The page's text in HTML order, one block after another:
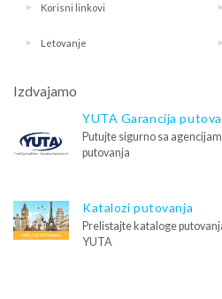
Korisni linkovi
Letovanje
Izdvajamo
YUTA Garancija
Putujte sigurno sa
putovanja
Katalozi putovanja
Prelistajte kataloge
YUTA